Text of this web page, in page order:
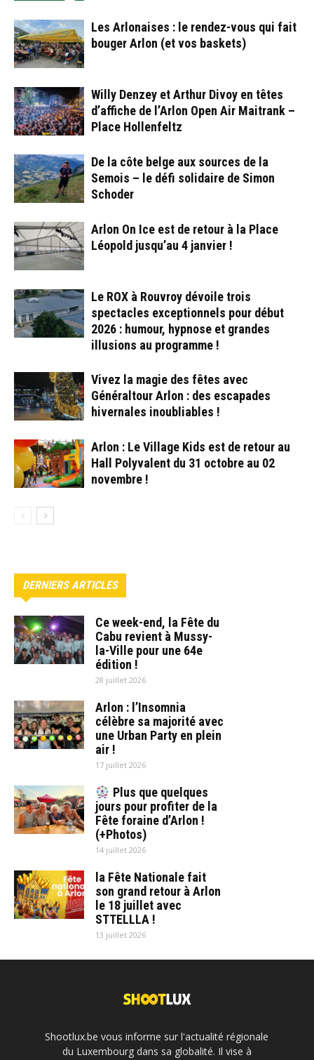
Les Arlonaises : le rendez-vous qui fait
bouger Arlon (et vos baskets)
Willy Denzey et Arthur Divoy en têtes
d’affiche de l’Arlon Open Air Maitrank –
Place Hollenfeltz
De la côte belge aux sources de la
Semois – le défi solidaire de Simon
Schoder
Arlon On Ice est de retour à la Place
Léopold jusqu’au 4 janvier !
Le ROX à Rouvroy dévoile trois
spectacles exceptionnels pour début
2026 : humour, hypnose et grandes
illusions au programme !
Vivez la magie des fêtes avec
Généraltour Arlon : des escapades
hivernales inoubliables !
Arlon : Le Village Kids est de retour au
Hall Polyvalent du 31 octobre au 02
novembre !
DERNIERS ARTICLES
Ce week-end, la Fête du
Cabu revient à Mussy-
la-Ville pour une 64e
édition !
28 juillet 2026
Arlon : l’Insomnia
célèbre sa majorité avec
une Urban Party en plein
air !
17 juillet 2026
Plus que quelques
jours pour profiter de la
Fête foraine d’Arlon !
(+Photos)
14 juillet 2026
la Fête Nationale fait
son grand retour à Arlon
le 18 juillet avec
STTELLLA !
13 juillet 2026
Shootlux.be vous informe sur l'actualité régionale
du Luxembourg dans sa globalité. Il vise à